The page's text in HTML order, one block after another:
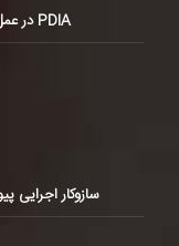
PDIA در عمل: شناسه‌گذاری بودجه و طبقه‌بندی آن
سازوکار اجرایی